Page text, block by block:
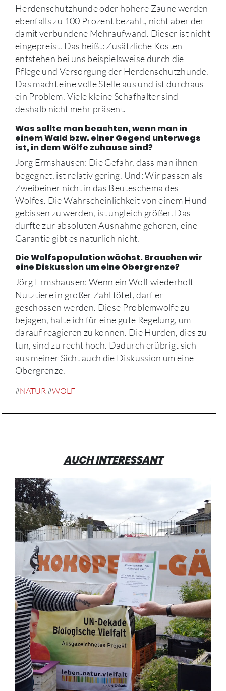
Herdenschutzhunde oder höhere Zäune werden
ebenfalls zu 100 Prozent bezahlt, nicht aber der
damit verbundene Mehraufwand. Dieser ist nicht
eingepreist. Das heißt: Zusätzliche Kosten
entstehen bei uns beispielsweise durch die
Pflege und Versorgung der Herdenschutzhunde.
Das macht eine volle Stelle aus und ist durchaus
ein Problem. Viele kleine Schafhalter sind
deshalb nicht mehr präsent.
Was sollte man beachten, wenn man in
einem Wald bzw. einer Gegend unterwegs
ist, in dem Wölfe zuhause sind?
Jörg Ermshausen: Die Gefahr, dass man ihnen
begegnet, ist relativ gering. Und: Wir passen als
Zweibeiner nicht in das Beuteschema des
Wolfes. Die Wahrscheinlichkeit von einem Hund
gebissen zu werden, ist ungleich größer. Das
dürfte zur absoluten Ausnahme gehören, eine
Garantie gibt es natürlich nicht.
Die Wolfspopulation wächst. Brauchen wir
eine Diskussion um eine Obergrenze?
Jörg Ermshausen: Wenn ein Wolf wiederholt
Nutztiere in großer Zahl tötet, darf er
geschossen werden. Diese Problemwölfe zu
bejagen, halte ich für eine gute Regelung, um
darauf reagieren zu können. Die Hürden, dies zu
tun, sind zu recht hoch. Dadurch erübrigt sich
aus meiner Sicht auch die Diskussion um eine
Obergrenze.
#NATUR #WOLF
AUCH INTERESSANT